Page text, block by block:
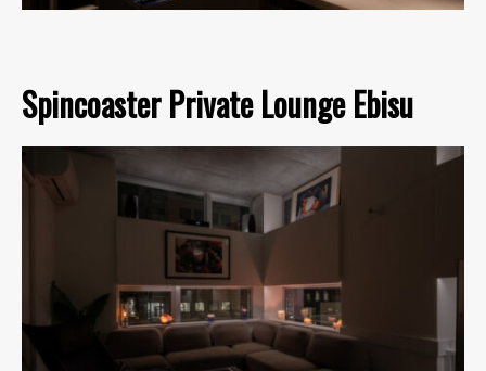
Spincoaster Private Lounge Ebisu